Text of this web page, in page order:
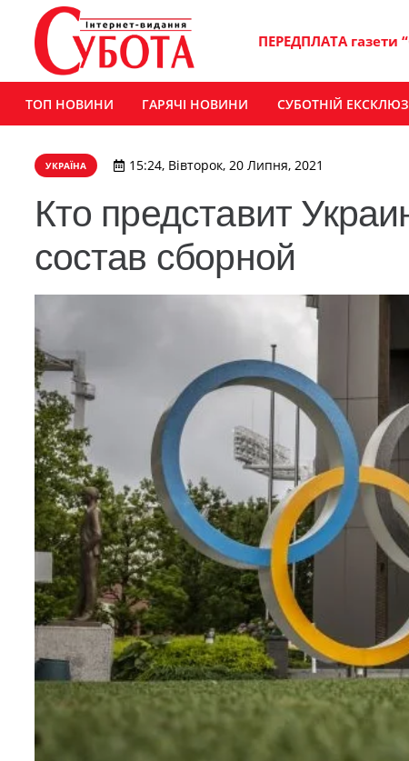
ПЕРЕДПЛАТА газети
ТОП НОВИНИ ГАРЯЧІ НОВИНИ СУБОТНІЙ
УКРАЇНА 15:24, Вівторок, 20 Липня, 2021
Кто представит
состав сборной